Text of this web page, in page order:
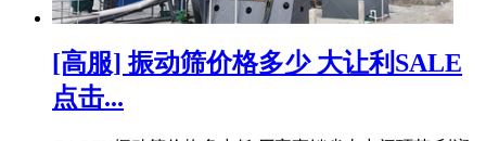
[高服] 振动筛价格多少 大让利SALE
点击...